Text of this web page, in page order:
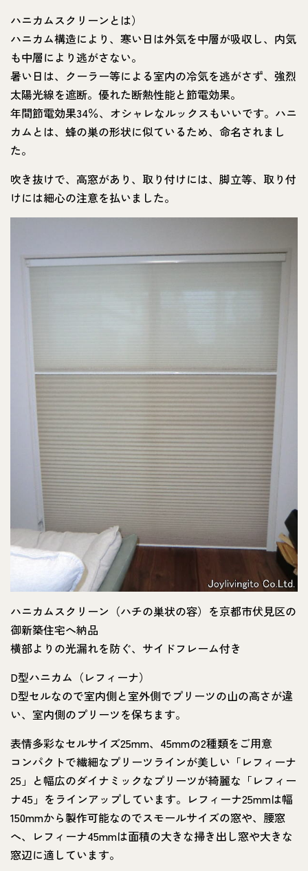
ハニカムスクリーンとは）
ハニカム構造により、寒い日は外気を中層が吸収し、内気
も中層により逃がさない。
暑い日は、クーラー等による室内の冷気を逃がさず、強烈
太陽光線を遮断。優れた断熱性能と節電効果。
年間節電効果34％、オシャレなルックスもいいです。ハニ
カムとは、蜂の巣の形状に似ているため、命名されまし
た。
吹き抜けで、高窓があり、取り付けには、脚立等、取り付
けには細心の注意を払いました。
ハニカムスクリーン（ハチの巣状の容）を京都市伏見区の
御新築住宅へ納品
横部よりの光漏れを防ぐ、サイドフレーム付き
D型ハニカム（レフィーナ）
D型セルなので室内側と室外側でプリーツの山の高さが違
い、室内側のプリーツを保ちます。
表情多彩なセルサイズ25mm、45mmの2種類をご用意
コンパクトで繊細なプリーツラインが美しい「レフィーナ
25」と幅広のダイナミックなプリーツが綺麗な「レフィー
ナ45」をラインアップしています。レフィーナ25mmは幅
150mmから製作可能なのでスモールサイズの窓や、腰窓
へ、レフィーナ45mmは面積の大きな掃き出し窓や大きな
窓辺に適しています。